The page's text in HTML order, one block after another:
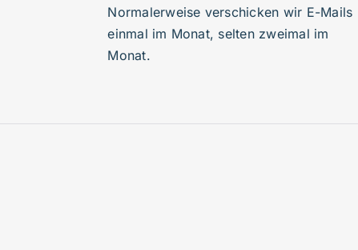
Normalerweise verschicken wir E-Mails
einmal im Monat, selten zweimal im
Monat.